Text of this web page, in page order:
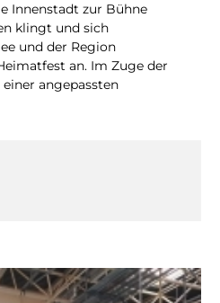
Innenstadt zur Bühne
klingt und sich
und der Region
an. Im Zuge der
angepassten